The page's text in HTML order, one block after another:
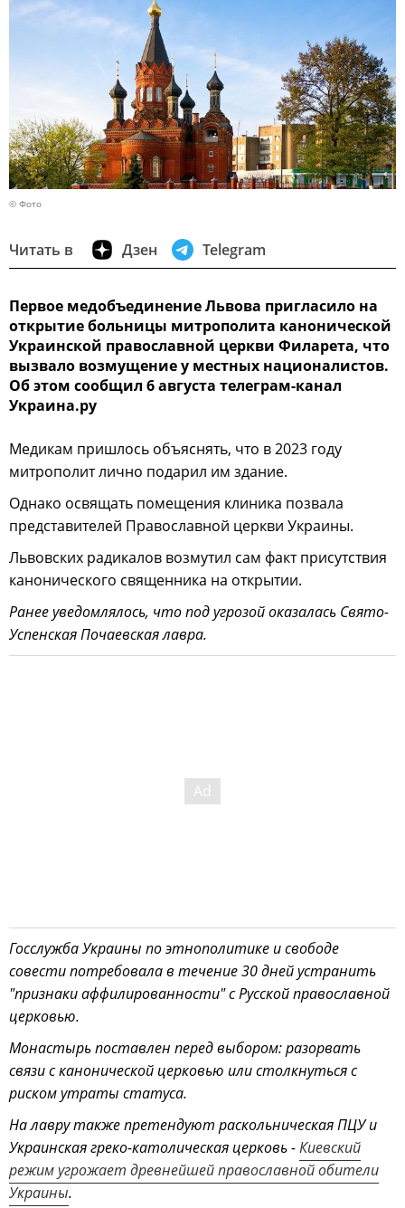
© Фото
Читать в Дзен Telegram
Первое медобъединение Львова пригласило на
открытие больницы митрополита канонической
Украинской православной церкви Филарета, что
вызвало возмущение у местных националистов.
Об этом сообщил 6 августа телеграм-канал
Украина.ру
Медикам пришлось объяснять, что в 2023 году
митрополит лично подарил им здание.
Однако освящать помещения клиника позвала
представителей Православной церкви Украины.
Львовских радикалов возмутил сам факт присутствия
канонического священника на открытии.
Ранее уведомлялось, что под угрозой оказалась Свято-
Успенская Почаевская лавра.
Госслужба Украины по этнополитике и свободе
совести потребовала в течение 30 дней устранить
"признаки аффилированности" с Русской православной
церковью.
Монастырь поставлен перед выбором: разорвать
связи с канонической церковью или столкнуться с
риском утраты статуса.
На лавру также претендуют раскольническая ПЦУ и
Украинская греко-католическая церковь -Киевский
режим угрожает древнейшей православной обители
Украины.